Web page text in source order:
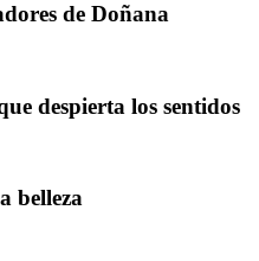
de Doñana
despierta los sentidos
belleza